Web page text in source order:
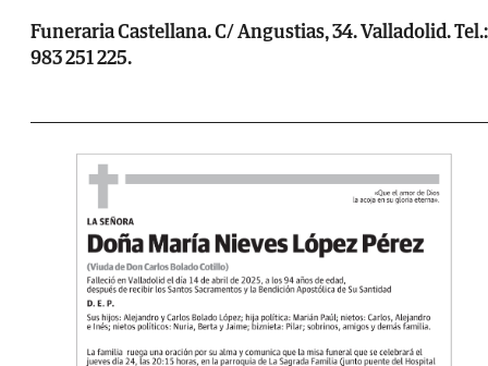
Funeraria Castellana. C/ Angustias, 34. Valladolid. Tel.:
983 251 225.